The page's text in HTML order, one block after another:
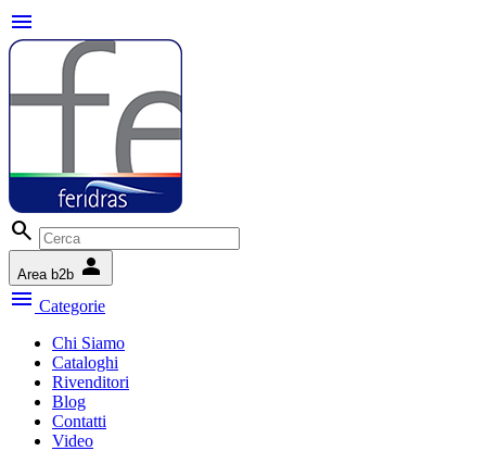
menu
search
Area b2b person
menu Categorie
Chi Siamo
Cataloghi
Rivenditori
Blog
Contatti
Video